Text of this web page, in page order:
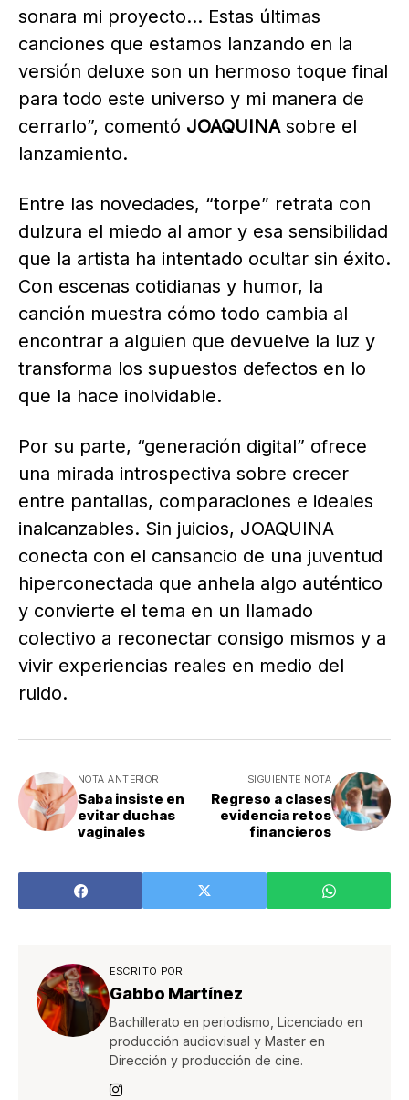
sonara mi proyecto… Estas últimas
canciones que estamos lanzando en la
versión deluxe son un hermoso toque final
para todo este universo y mi manera de
cerrarlo”, comentó JOAQUINAsobre el
lanzamiento.
Entre las novedades, “torpe” retrata con
dulzura el miedo al amor y esa sensibilidad
que la artista ha intentado ocultar sin éxito.
Con escenas cotidianas y humor, la
canción muestra cómo todo cambia al
encontrar a alguien que devuelve la luz y
transforma los supuestos defectos en lo
que la hace inolvidable.
Por su parte, “generación digital” ofrece
una mirada introspectiva sobre crecer
entre pantallas, comparaciones e ideales
inalcanzables. Sin juicios, JOAQUINA
conecta con el cansancio de una juventud
hiperconectada que anhela algo auténtico
y convierte el tema en un llamado
colectivo a reconectar consigo mismos y a
vivir experiencias reales en medio del
ruido.
NOTA ANTERIOR
Saba insiste en
evitar duchas
vaginales
SIGUIENTE NOTA
Regreso a clases
evidencia retos
financieros
ESCRITO POR
Gabbo Martínez
Bachillerato en periodismo, Licenciado en
producción audiovisual y Master en
Dirección y producción de cine.